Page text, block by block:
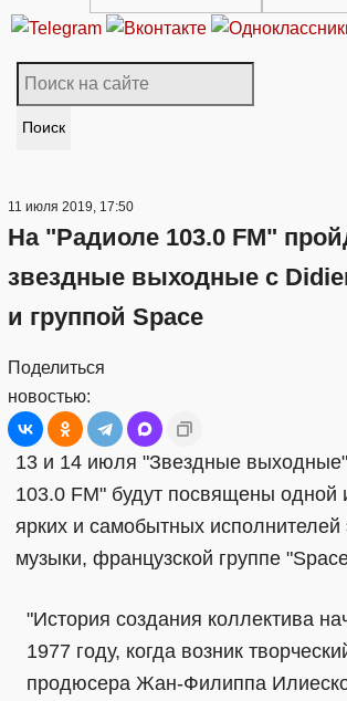
Поиск
11 июля 2019, 17:50
На "Радиоле 103.0 FM"
звездные выходные с
и группой Space
Поделиться
новостью:
13 и 14 июля "Звездные
103.0 FM" будут посвящены одной
ярких и самобытных исполнителей
музыки, французской группе
"История создания коллектива
1977 году, когда возник
продюсера Жан-Филиппа